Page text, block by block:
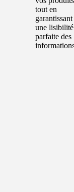
tout en
garantissant
une lisibilité
parfaite des